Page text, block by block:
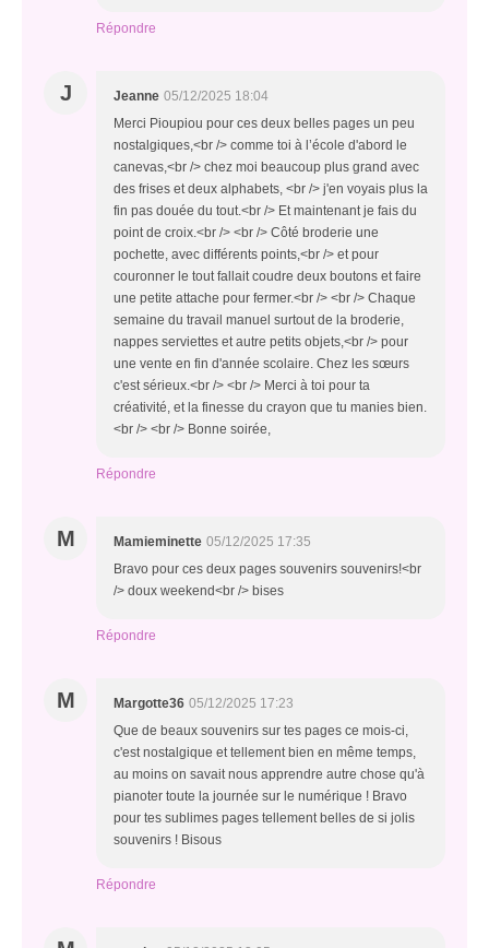
Répondre
J Jeanne 05/12/2025 18:04
Merci Pioupiou pour ces deux belles pages un peu
nostalgiques,<br /> comme toi à l’école d'abord le
canevas,<br /> chez moi beaucoup plus grand avec
des frises et deux alphabets, <br /> j'en voyais plus la
fin pas douée du tout.<br /> Et maintenant je fais du
point de croix.<br /> <br /> Côté broderie une
pochette, avec différents points,<br /> et pour
couronner le tout fallait coudre deux boutons et faire
une petite attache pour fermer.<br /> <br /> Chaque
semaine du travail manuel surtout de la broderie,
nappes serviettes et autre petits objets,<br /> pour
une vente en fin d'année scolaire. Chez les sœurs
c'est sérieux.<br /> <br /> Merci à toi pour ta
créativité, et la finesse du crayon que tu manies bien.
<br /> <br /> Bonne soirée,
Répondre
M Mamieminette 05/12/2025 17:35
Bravo pour ces deux pages souvenirs souvenirs!<br
/> doux weekend<br /> bises
Répondre
M Margotte36 05/12/2025 17:23
Que de beaux souvenirs sur tes pages ce mois-ci,
c'est nostalgique et tellement bien en même temps,
au moins on savait nous apprendre autre chose qu'à
pianoter toute la journée sur le numérique ! Bravo
pour tes sublimes pages tellement belles de si jolis
souvenirs ! Bisous
Répondre